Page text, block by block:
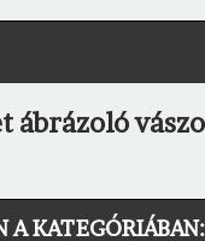
ábrázoló
A KATEGÓRIÁBAN: